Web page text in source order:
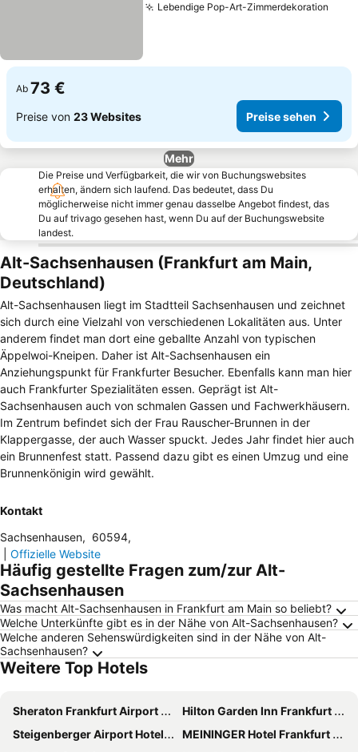
Lebendige Pop-Art-Zimmerdekoration
Ab 73 €
Preise von 23 Websites Preise sehen
Mehr
Die Preise und Verfügbarkeit, die wir von Buchungswebsites
erhalten, ändern sich laufend. Das bedeutet, dass Du
möglicherweise nicht immer genau dasselbe Angebot findest, das
Du auf trivago gesehen hast, wenn Du auf der Buchungswebsite
landest.
Alt-Sachsenhausen (Frankfurt am Main,
Deutschland)
Alt-Sachsenhausen liegt im Stadtteil Sachsenhausen und zeichnet
sich durch eine Vielzahl von verschiedenen Lokalitäten aus. Unter
anderem findet man dort eine geballte Anzahl von typischen
Äppelwoi-Kneipen. Daher ist Alt-Sachsenhausen ein
Anziehungspunkt für Frankfurter Besucher. Ebenfalls kann man hier
auch Frankfurter Spezialitäten essen. Geprägt ist Alt-
Sachsenhausen auch von schmalen Gassen und Fachwerkhäusern.
Im Zentrum befindet sich der Frau Rauscher-Brunnen in der
Klappergasse, der auch Wasser spuckt. Jedes Jahr findet hier auch
ein Brunnenfest statt. Passend dazu gibt es einen Umzug und eine
Brunnenkönigin wird gewählt.
Kontakt
Sachsenhausen, 60594,
Offizielle Website
Häufig gestellte Fragen zum/zur Alt-
Sachsenhausen
Was macht Alt-Sachsenhausen in Frankfurt am Main so beliebt?
Welche Unterkünfte gibt es in der Nähe von Alt-Sachsenhausen?
Welche anderen Sehenswürdigkeiten sind in der Nähe von Alt-
Sachsenhausen?
Weitere Top Hotels
Sheraton Frankfurt Airport Hotel and Conference Center
Hilton Garden Inn Frankfurt Airport
Steigenberger Airport Hotel Frankfurt
MEININGER Hotel Frankfurt Main / Airport